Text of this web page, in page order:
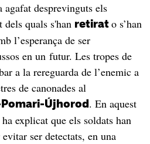
desprevinguts els
dels quals s'han retirat o s’han
l’esperança de ser
en un futur. Les tropes de
a la rereguarda de l’enemic a
de canonades al
Újhorod . En aquest
explicat que els soldats han
ser detectats, en una